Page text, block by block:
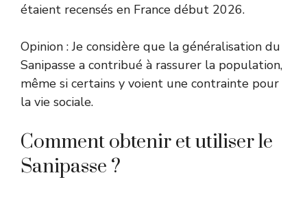
étaient recensés en France début 2026.
Opinion : Je considère que la généralisation du
Sanipasse a contribué à rassurer la population,
même si certains y voient une contrainte pour
la vie sociale.
Comment obtenir et utiliser le
Sanipasse ?